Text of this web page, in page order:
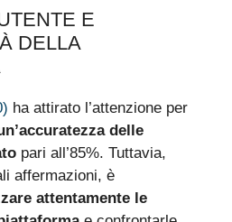
E
DELLA
ha attirato l’attenzione per
delle
pari all’85%. Tuttavia,
affermazioni, è
attentamente le